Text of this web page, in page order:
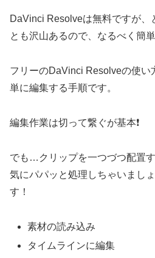
DaVinci Resolveは無料ですが、
とも沢山あるので、なるべく簡
フリーのDaVinci Resolveの使い
単に編集する手順です。
編集作業は切って繋ぐが基本❗️
でも…クリップを一つづつ配置
気にパパッと処理しちゃいまし
す！
素材の読み込み
タイムラインに編集